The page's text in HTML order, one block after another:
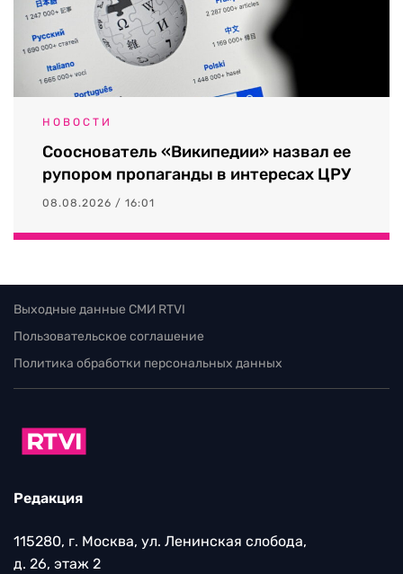
НОВОСТИ
Сооснователь «Википедии» назвал ее
рупором пропаганды в интересах ЦРУ
08.08.2026 / 16:01
Выходные данные СМИ RTVI
Пользовательское соглашение
Политика обработки персональных данных
Редакция
115280, г. Москва, ул. Ленинская слобода,
д. 26, этаж 2